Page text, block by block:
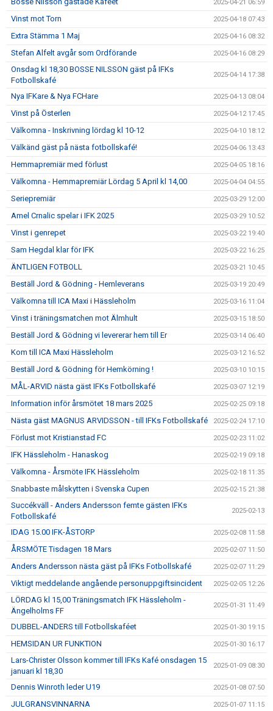
2025-04-21 06:59
Vinst mot Torn 2025-04-18 07:43
Extra Stämma 1 Maj 2025-04-16 08:32
Stefan Alfelt avgår som Ordförande 2025-04-16 08:29
Onsdag kl 18,30 BOSSE NILSSON gäst på IFKs
Fotbollskafé
2025-04-14 17:38
Nya IFKare & Nya FCHare 2025-04-13 08:04
Vinst på Österlen 2025-04-12 17:45
Välkomna - Inskrivning lördag kl 10-12 2025-04-10 18:12
Välkänd gäst på nästa fotbollskafé! 2025-04-06 13:43
Hemmapremiär med förlust 2025-04-05 18:16
Välkomna - Hemmapremiär Lördag 5 April kl 14,00 2025-04-04 04:55
Seriepremiär 2025-03-29 12:00
Amel Crnalic spelar i IFK 2025 2025-03-29 10:52
Vinst i genrepet 2025-03-22 19:40
Sam Hegdal klar för IFK 2025-03-22 16:25
ÄNTLIGEN FOTBOLL 2025-03-21 10:45
Beställ Jord & Gödning - Hemleverans 2025-03-19 20:49
Välkomna till ICA Maxi i Hässleholm 2025-03-16 11:04
Vinst i träningsmatchen mot Älmhult 2025-03-15 18:50
Beställ Jord & Gödning vi levererar hem till Er 2025-03-14 06:40
Kom till ICA Maxi Hässleholm 2025-03-12 16:52
Beställ Jord & Gödning för Hemkörning ! 2025-03-10 10:15
MÅL-ARVID nästa gäst IFKs Fotbollskafé 2025-03-07 12:19
Information inför årsmötet 18 mars 2025 2025-02-25 09:18
Nästa gäst MAGNUS ARVIDSSON - till IFKs Fotbollskafé 2025-02-24 17:10
Förlust mot Kristianstad FC 2025-02-23 11:02
IFK Hässleholm - Hanaskog 2025-02-19 09:18
Välkomna - Årsmöte IFK Hässleholm 2025-02-18 11:35
Snabbaste målskytten i Svenska Cupen 2025-02-15 21:38
Succékväll - Anders Andersson femte gästen IFKs
Fotbollskafé
2025-02-13
IDAG 15.00 IFK-ÅSTORP 2025-02-08 11:58
ÅRSMÖTE Tisdagen 18 Mars 2025-02-07 11:50
Anders Andersson nästa gäst på IFKs Fotbollskafé 2025-02-07 11:29
Viktigt meddelande angående personuppgiftsincident 2025-02-05 12:26
LÖRDAG kl 15,00 Träningsmatch IFK Hässleholm -
Ängelholms FF
2025-01-31 11:49
DUBBEL-ANDERS till Fotbollskaféet 2025-01-30 19:15
HEMSIDAN UR FUNKTION 2025-01-30 16:17
Lars-Christer Olsson kommer till IFKs Kafé onsdagen 15
januari kl 18,30
2025-01-09 08:30
Dennis Winroth leder U19 2025-01-08 07:50
JULGRANSVINNARNA 2025-01-07 11:15